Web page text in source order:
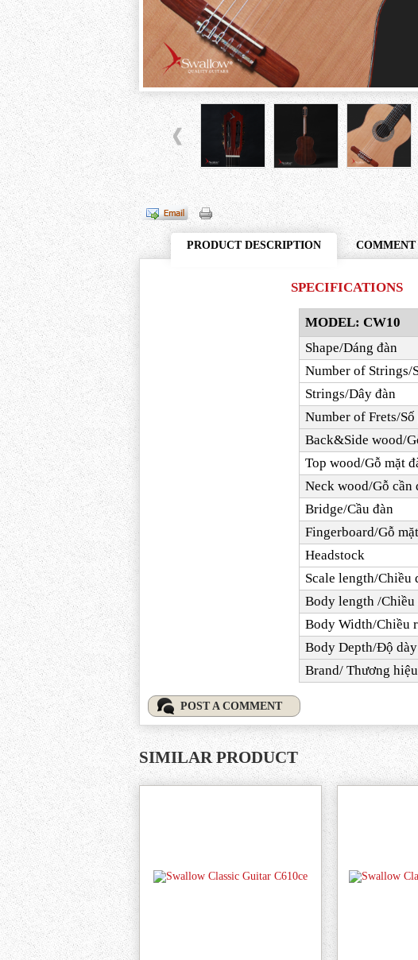
PRODUCT DESCRIPTION COMMENT
SPECIFICATIONS
MODEL: CW10
Shape/Dáng đàn
Number of Strings/
Strings/Dây đàn
Number of Frets/
Back&Side wood/
Top wood/Gỗ mặt
Neck wood/Gỗ cần
Bridge/Cầu đàn
Fingerboard/Gỗ
Headstock
Scale length/Chiều
Body length /Chiều
Body Width/Chiều
Body Depth/Độ
Brand/ Thương hiệu
POST A COMMENT
SIMILAR PRODUCT